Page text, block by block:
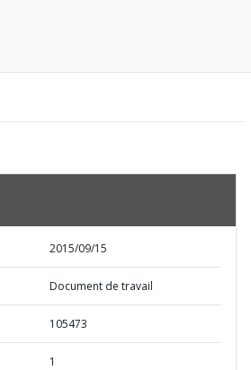
2015/09/15
Document de travail
105473
1